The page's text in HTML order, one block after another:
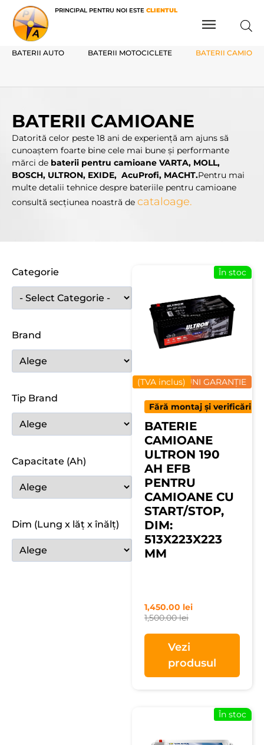
PRINCIPAL PENTRU NOI ESTE CLIENTUL
BATERII AUTO BATERII MOTOCICLETE BATERII
BATERII CAMIOANE
Datorită celor peste 18 ani de experienţă am ajuns să
cunoaştem foarte bine cele mai bune şi performante
mărci de baterii pentru camioane VARTA, MOLL,
BOSCH, ULTRON, EXIDE, AcuProfi, MACHT.Pentru mai
multe detalii tehnice despre bateriile pentru camioane
consultă secţiunea noastră de cataloage.
Categorie
Brand
Tip Brand
Capacitate (Ah)
Dim (Lung x lăț x înălț)
12 LUNI GARANȚIE
(TVA inclus)
În stoc
Fără montaj și verificări
BATERIE
CAMIOANE
ULTRON 190
AH EFB
PENTRU
CAMIOANE CU
START/STOP,
DIM:
513X223X223
MM
1,500.00lei
1,450.00 lei
Vezi
produsul
În stoc